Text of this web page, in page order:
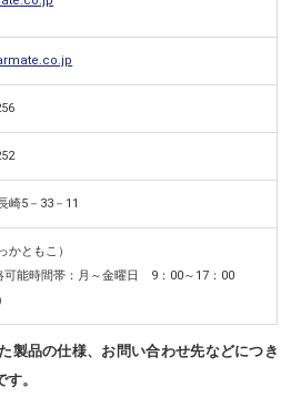
崎5－33－11
かともこ）
可能時間帯：月～金曜日 9：00～17：00
製品の仕様、お問い合わせ先などにつき
。